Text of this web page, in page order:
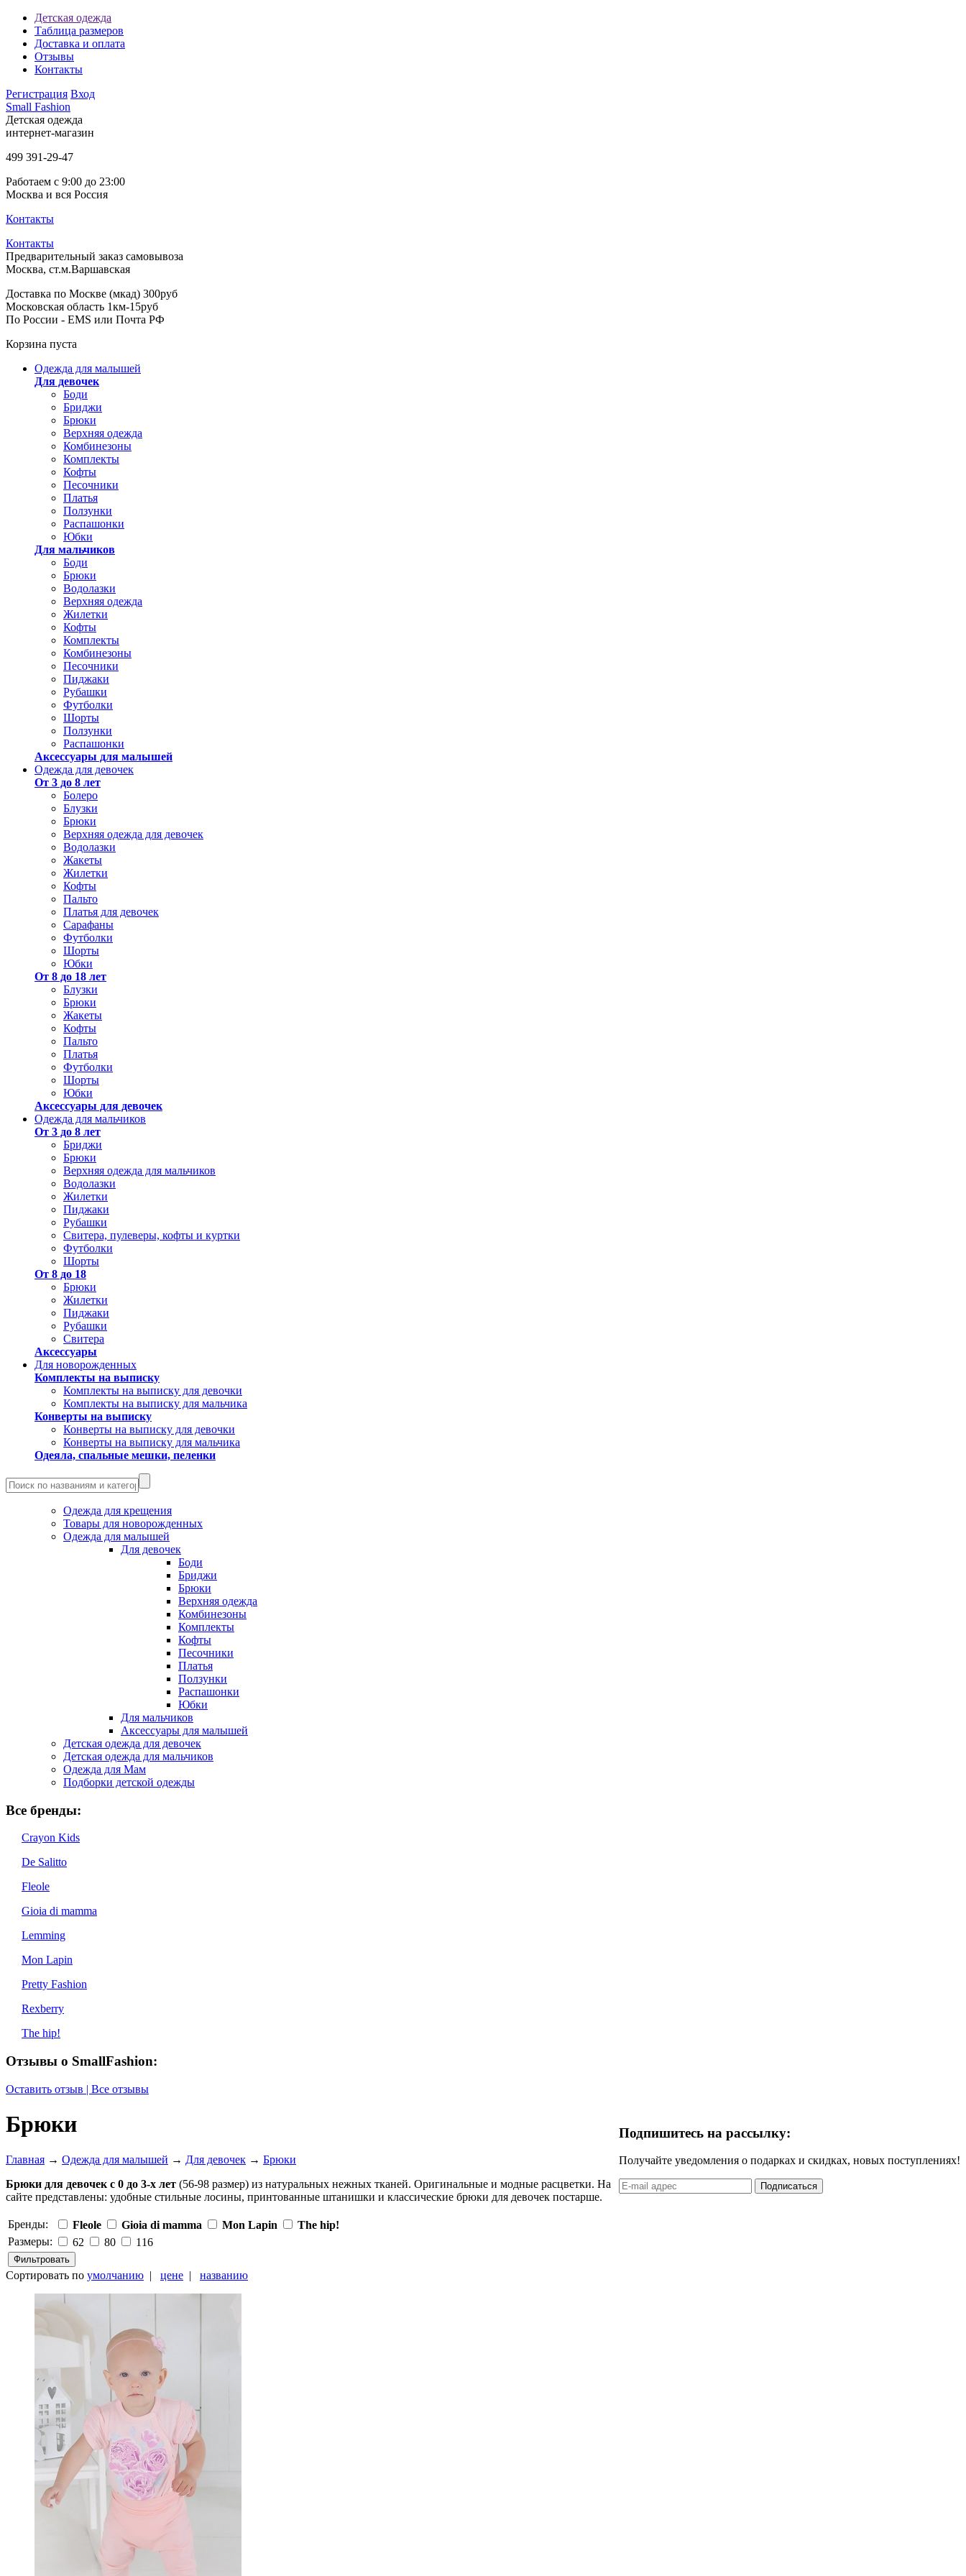
Детская одежда
Таблица размеров
Доставка и оплата
Отзывы
Контакты
Регистрация Вход
Small Fashion
Детская одежда
интернет-магазин
499 391-29-47
Работаем с 9:00 до 23:00
Москва и вся Россия
Контакты
Контакты
Предварительный заказ самовывоза
Москва, ст.м.Варшавская
Доставка по Москве (мкад) 300руб
Московская область 1км-15руб
По России - EMS или Почта РФ
Корзина пуста
Одежда для малышей
Для девочек
Боди
Бриджи
Брюки
Верхняя одежда
Комбинезоны
Комплекты
Кофты
Песочники
Платья
Ползунки
Распашонки
Юбки
Для мальчиков
Боди
Брюки
Водолазки
Верхняя одежда
Жилетки
Кофты
Комплекты
Комбинезоны
Песочники
Пиджаки
Рубашки
Футболки
Шорты
Ползунки
Распашонки
Аксессуары для малышей
Одежда для девочек
От 3 до 8 лет
Болеро
Блузки
Брюки
Верхняя одежда для девочек
Водолазки
Жакеты
Жилетки
Кофты
Пальто
Платья для девочек
Сарафаны
Футболки
Шорты
Юбки
От 8 до 18 лет
Блузки
Брюки
Жакеты
Кофты
Пальто
Платья
Футболки
Шорты
Юбки
Аксессуары для девочек
Одежда для мальчиков
От 3 до 8 лет
Бриджи
Брюки
Верхняя одежда для мальчиков
Водолазки
Жилетки
Пиджаки
Рубашки
Свитера, пулеверы, кофты и куртки
Футболки
Шорты
От 8 до 18
Брюки
Жилетки
Пиджаки
Рубашки
Свитера
Аксессуары
Для новорожденных
Комплекты на выписку
Комплекты на выписку для девочки
Комплекты на выписку для мальчика
Конверты на выписку
Конверты на выписку для девочки
Конверты на выписку для мальчика
Одеяла, спальные мешки, пеленки
Одежда для крещения
Товары для новорожденных
Одежда для малышей
Для девочек
Боди
Бриджи
Брюки
Верхняя одежда
Комбинезоны
Комплекты
Кофты
Песочники
Платья
Ползунки
Распашонки
Юбки
Для мальчиков
Аксессуары для малышей
Детская одежда для девочек
Детская одежда для мальчиков
Одежда для Мам
Подборки детской одежды
Все бренды:
Crayon Kids
De Salitto
Fleole
Gioia di mamma
Lemming
Mon Lapin
Pretty Fashion
Rexberry
The hip!
Отзывы о SmallFashion:
Оставить отзыв | Все отзывы
Подпишитесь на рассылку:
Получайте уведомления о подарках и скидках, новых поступлениях!
Брюки
Главная → Одежда для малышей → Для девочек → Брюки
Брюки для девочек с 0 до 3-х лет (56-98 размер) из натуральных нежных тканей. Оригинальные и модные расцветки. На
сайте представлены: удобные стильные лосины, принтованные штанишки и классические брюки для девочек постарше.
Бренды: Fleole Gioia di mamma Mon Lapin
The hip!
Размеры:
62 80 116
Сортировать по умолчанию | цене | названию